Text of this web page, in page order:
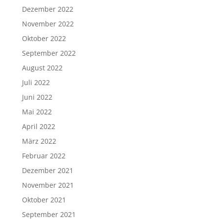
Dezember 2022
November 2022
Oktober 2022
September 2022
August 2022
Juli 2022
Juni 2022
Mai 2022
April 2022
März 2022
Februar 2022
Dezember 2021
November 2021
Oktober 2021
September 2021